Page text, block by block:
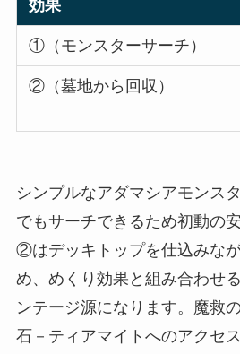
効果
①（モンスターサーチ）
②（墓地から回収）
シンプルなアダマシアモンス
でもサーチできるため初動の
②はデッキトップを仕込みな
め、めくり効果と組み合わせ
ンテージ源になります。魔救
石－ティアマイトへのアクセ